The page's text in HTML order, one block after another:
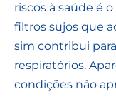
riscos à saúde é
filtros sujos que
sim contribui
respiratórios.
condições não